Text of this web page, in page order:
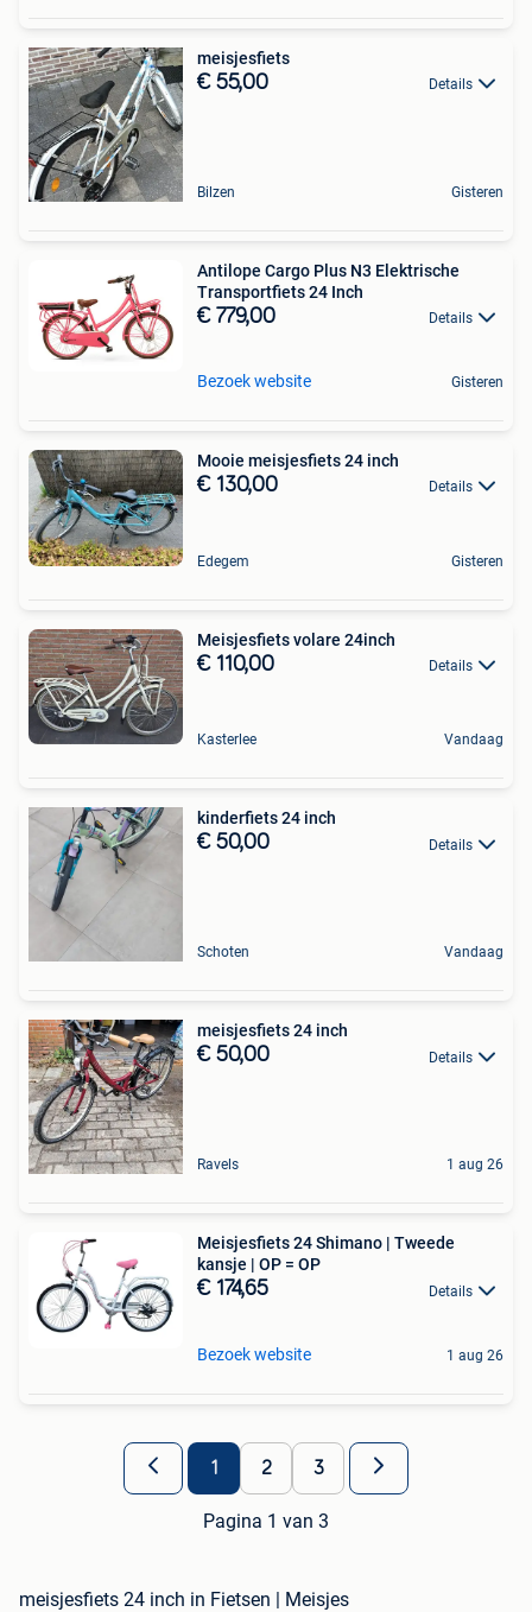
meisjesfiets
€ 55,00 Details
Bilzen Gisteren
Antilope Cargo Plus N3 Elektrische
Transportfiets 24 Inch
€ 779,00 Details
Bezoek website Gisteren
Mooie meisjesfiets 24 inch
€ 130,00 Details
Edegem Gisteren
Meisjesfiets volare 24inch
€ 110,00 Details
Kasterlee Vandaag
kinderfiets 24 inch
€ 50,00 Details
Schoten Vandaag
meisjesfiets 24 inch
€ 50,00 Details
Ravels 1 aug 26
Meisjesfiets 24 Shimano | Tweede
kansje | OP = OP
€ 174,65 Details
Bezoek website 1 aug 26
1 2 3
Pagina 1 van 3
meisjesfiets 24 inch in Fietsen | Meisjes